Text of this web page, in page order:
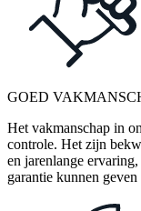
GOED
Het vakmanschap in
controle. Het zijn
en jarenlange
garantie kunnen